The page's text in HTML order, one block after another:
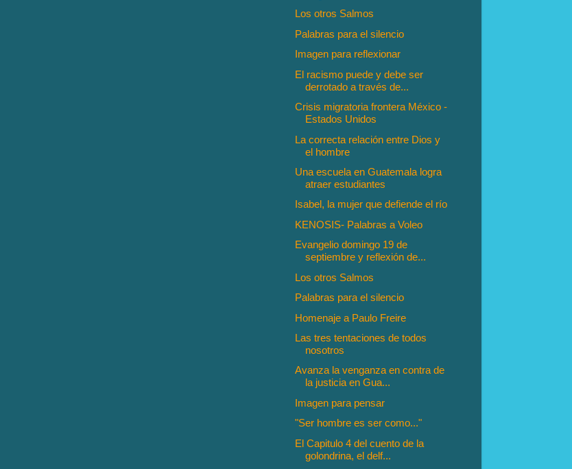
Los otros Salmos
Palabras para el silencio
Imagen para reflexionar
El racismo puede y debe ser
derrotado a través de...
Crisis migratoria frontera México -
Estados Unidos
La correcta relación entre Dios y
el hombre
Una escuela en Guatemala logra
atraer estudiantes
Isabel, la mujer que defiende el río
KENOSIS- Palabras a Voleo
Evangelio domingo 19 de
septiembre y reflexión de...
Los otros Salmos
Palabras para el silencio
Homenaje a Paulo Freire
Las tres tentaciones de todos
nosotros
Avanza la venganza en contra de
la justicia en Gua...
Imagen para pensar
"Ser hombre es ser como..."
El Capitulo 4 del cuento de la
golondrina, el delf...